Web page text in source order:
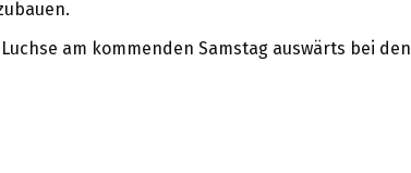
am kommenden Samstag auswärts bei den